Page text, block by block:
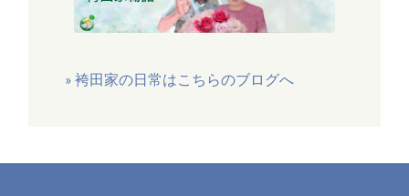
» 袴田家の日常はこちらのブログへ